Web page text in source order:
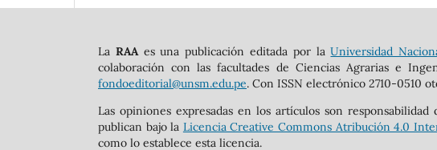
La RAAes una publicación editada por laUniversidad
colaboración con las facultades de Ciencias Agrarias e
fondoeditorial@unsm.edu.pe. Con ISSN electrónico 2710-0510
Las opiniones expresadas en los artículos son
publican bajo la Licencia Creative Commons Atribución 4.0
como lo establece esta licencia.